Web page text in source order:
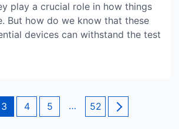
play a crucial role in how things
But how do we know that these
devices can withstand the test
Page
3 Page
4 Page
5 … Page
52